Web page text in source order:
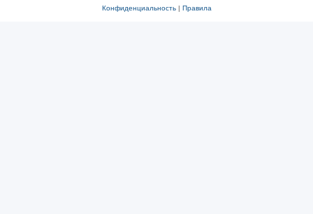
Конфиденциальность| Правила